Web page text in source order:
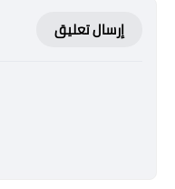
إرسال تعليق